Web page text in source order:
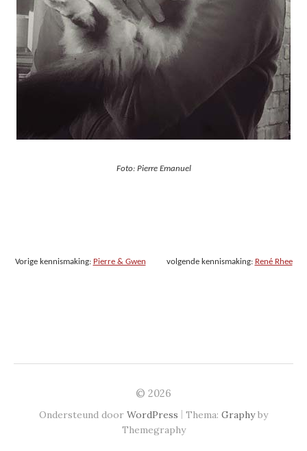
Foto: Pierre Emanuel
Vorige kennismaking: Pierre & Gwen volgende kennismaking: René Rhee
© 2026
Ondersteund door WordPress | Thema: Graphyby
Themegraphy